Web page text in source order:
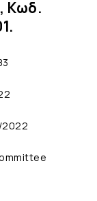
Κωδ.